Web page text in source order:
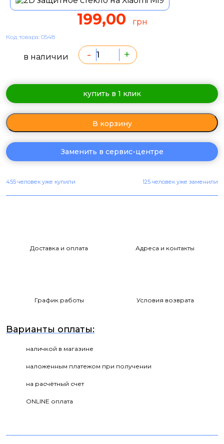
199,00 грн
Код товара: 0548
в наличии - +
купить в 1 клик
В корзину
Заменить в сервис-центре
455 человек уже купили 125 человек уже заменили
Доставка и оплата Адреса и контакты
График работы Условия возврата
Варианты оплаты:
наличкой в магазине
наложенным платежом при получении
на расчётный счет
ONLINE оплата